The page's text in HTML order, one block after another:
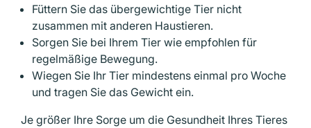
Füttern Sie das übergewichtige Tier nicht
zusammen mit anderen Haustieren.
Sorgen Sie bei Ihrem Tier wie empfohlen für
regelmäßige Bewegung.
Wiegen Sie Ihr Tier mindestens einmal pro Woche
und tragen Sie das Gewicht ein.
Je größer Ihre Sorge um die Gesundheit Ihres Tieres